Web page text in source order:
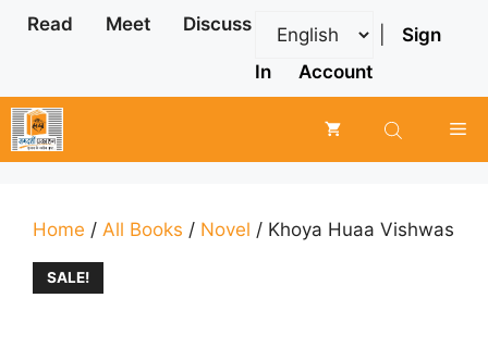
Skip
Read Meet Discuss
Sign
In
Account
Home / All Books / Novel / Khoya Huaa Vishwas
SALE!